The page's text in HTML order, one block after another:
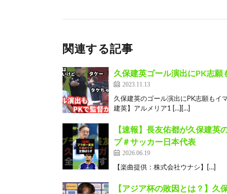
関連する記事
久保建英ゴール演出にPK志
2023.11.13
久保建英のゴール演出にPK志願もイ
建英】アルメリア1 […][…]
【速報】長友佑都が久保建
プ＃サッカー日本代表
2026.06.19
【楽曲提供：株式会社ウナシ】[…]
【アジア杯の敗因とは？】久